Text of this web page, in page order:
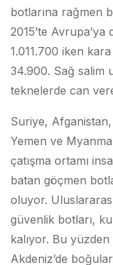
botlarına rağmen
2015’te Avrupa’ya
1.011.700 iken
34.900. Sağ salim
teknelerde can
Suriye,
Yemen ve
çatışma ortamı
batan göçmen
oluyor.
güvenlik botları,
kalıyor. Bu yüzden
Akdeniz’de